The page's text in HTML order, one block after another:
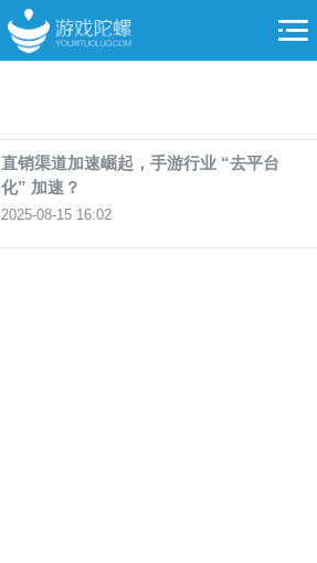
直销渠道加速崛起，手游行业 “去平台
化” 加速？
2025-08-15 16:02